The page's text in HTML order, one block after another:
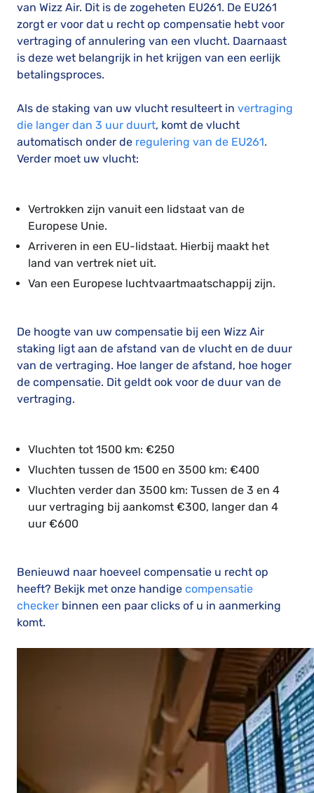
van Wizz Air. Dit is de zogeheten EU261. De EU261
zorgt er voor dat u recht op compensatie hebt voor
vertraging of annulering van een vlucht. Daarnaast
is deze wet belangrijk in het krijgen van een eerlijk
betalingsproces.
Als de staking van uw vlucht resulteert in vertraging
die langer dan 3 uur duurt, komt de vlucht
automatisch onder de regulering van de EU261.
Verder moet uw vlucht:
Vertrokken zijn vanuit een lidstaat van de
Europese Unie.
Arriveren in een EU-lidstaat. Hierbij maakt het
land van vertrek niet uit.
Van een Europese luchtvaartmaatschappij zijn.
De hoogte van uw compensatie bij een Wizz Air
staking ligt aan de afstand van de vlucht en de duur
van de vertraging. Hoe langer de afstand, hoe hoger
de compensatie. Dit geldt ook voor de duur van de
vertraging.
Vluchten tot 1500 km: €250
Vluchten tussen de 1500 en 3500 km: €400
Vluchten verder dan 3500 km: Tussen de 3 en 4
uur vertraging bij aankomst €300, langer dan 4
uur €600
Benieuwd naar hoeveel compensatie u recht op
heeft? Bekijk met onze handige compensatie
checker binnen een paar clicks of u in aanmerking
komt.